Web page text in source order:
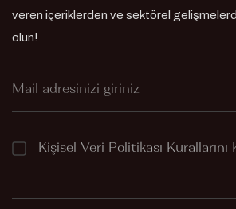
veren içeriklerden ve sektörel
olun!
Kişisel Veri Politikası